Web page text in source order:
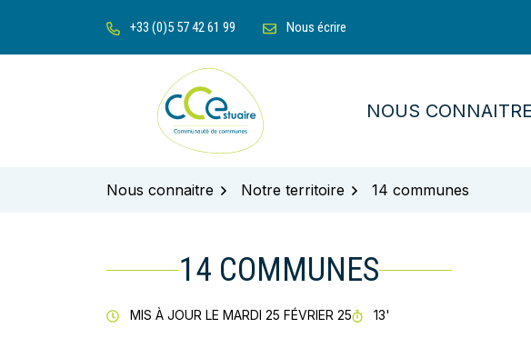
contenu
+33 (0)5 57 42 61 99 Nous écrire
Communauté de communes de l'Estuaire
NOUS CONNAITRE
Nous connaitre Notre territoire 14 communes
14 COMMUNES
MIS À JOUR LE MARDI 25 FÉVRIER 25 TEMPS DE LECTURE
13'